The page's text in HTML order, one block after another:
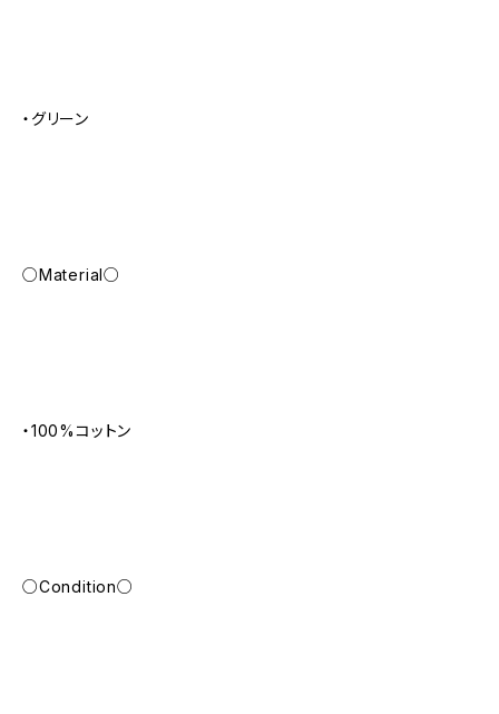
・グリーン
○Material○
・100%コットン
○Condition○